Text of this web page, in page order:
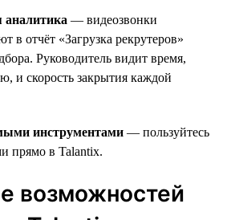
аналитика — видеозвонки
в отчёт «Загрузка рекрутеров»
Руководитель видит время,
и скорость закрытия каждой
инструментами — пользуйтесь
прямо в Talantix.
возможностей